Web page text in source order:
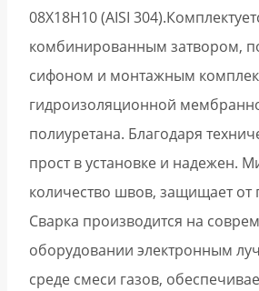
08Х18Н10 (AISI
комбинированным затвором,
сифоном и монтажным
гидроизоляционной
полиуретана. Благодаря
прост в установке и надежен.
количество швов, защищает от
Сварка производится на
оборудовании электронным
среде смеси газов,